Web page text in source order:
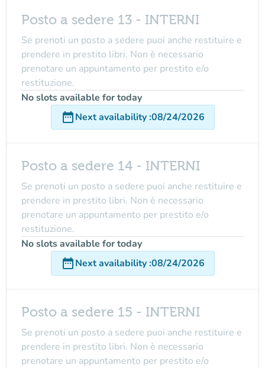
Posto a sedere 13 - INTERNI
Se prenoti un posto a sedere puoi anche restituire e
prendere in prestito libri. Non è necessario
prenotare un appuntamento per prestito e/o
restituzione.
No slots available for today
date_rangeNext availability:08/24/2026
Posto a sedere 14 - INTERNI
Se prenoti un posto a sedere puoi anche restituire e
prendere in prestito libri. Non è necessario
prenotare un appuntamento per prestito e/o
restituzione.
No slots available for today
date_rangeNext availability:08/24/2026
Posto a sedere 15 - INTERNI
Se prenoti un posto a sedere puoi anche restituire e
prendere in prestito libri. Non è necessario
prenotare un appuntamento per prestito e/o